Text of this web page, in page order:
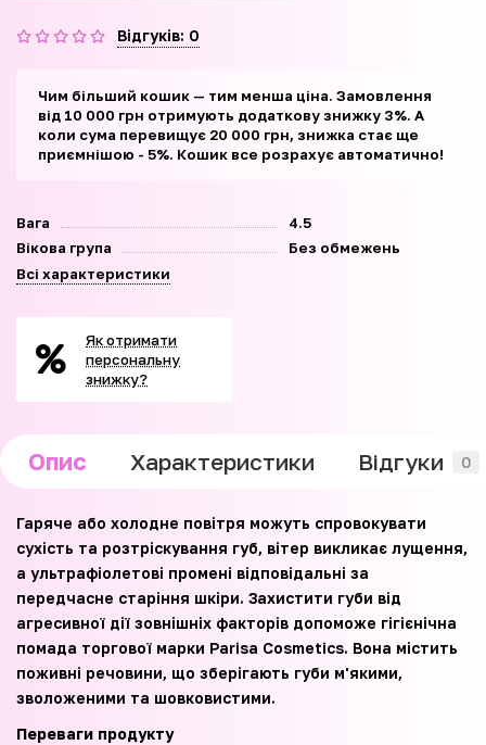
Відгуків: 0
Чим більший кошик — тим менша ціна. Замовлення
від 10 000 грн отримують додаткову знижку 3%. А
коли сума перевищує 20 000 грн, знижка стає ще
приємнішою - 5%. Кошик все розрахує автоматично!
Вага
4.5
Вікова група
Без обмежень
Всі характеристики
Як отримати
персональну
знижку?
Опис Характеристики Відгуки 0
Гаряче або холодне повітря можуть спровокувати
сухість та розтріскування губ, вітер викликає лущення,
а ультрафіолетові промені відповідальні за
передчасне старіння шкіри. Захистити губи від
агресивної дії зовнішніх факторів допоможе гігієнічна
помада торгової марки Parisa Cosmetics. Вона містить
поживні речовини, що зберігають губи м'якими,
зволоженими та шовковистими.
Переваги продукту